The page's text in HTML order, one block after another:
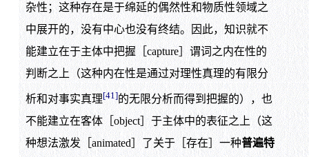
杂性；这种存在是于绵延的偶然性和物质性领域之
中展开的，没有中心也没有终结。因此，知识就不
能建立在于主体中把握［capture］谓词之内在性的
判断之上（这种内在性是通过对理性真理的有限分
析和对事实真理[41]的无限分析而得到把握的），也
不能建立在客体［object］于主体中的表征之上（这
种想法激发［animated］了关于［存在］一种普遍特